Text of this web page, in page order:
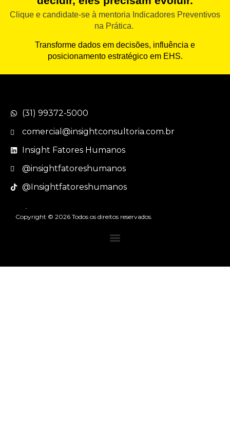
Clique e candidate-se à mentoria Indicadores Preventivos
na Prática.
Transforme dados em decisões, influência e
posicionamento estratégico em EHS.
(31) 99372-5000
comercial@insightconsultoria.com.br
Insight Fatores Humanos
@insightfatoreshumanos
@Insightfatoreshumanos
Copyright © 2026 Todos os direitos reservados.